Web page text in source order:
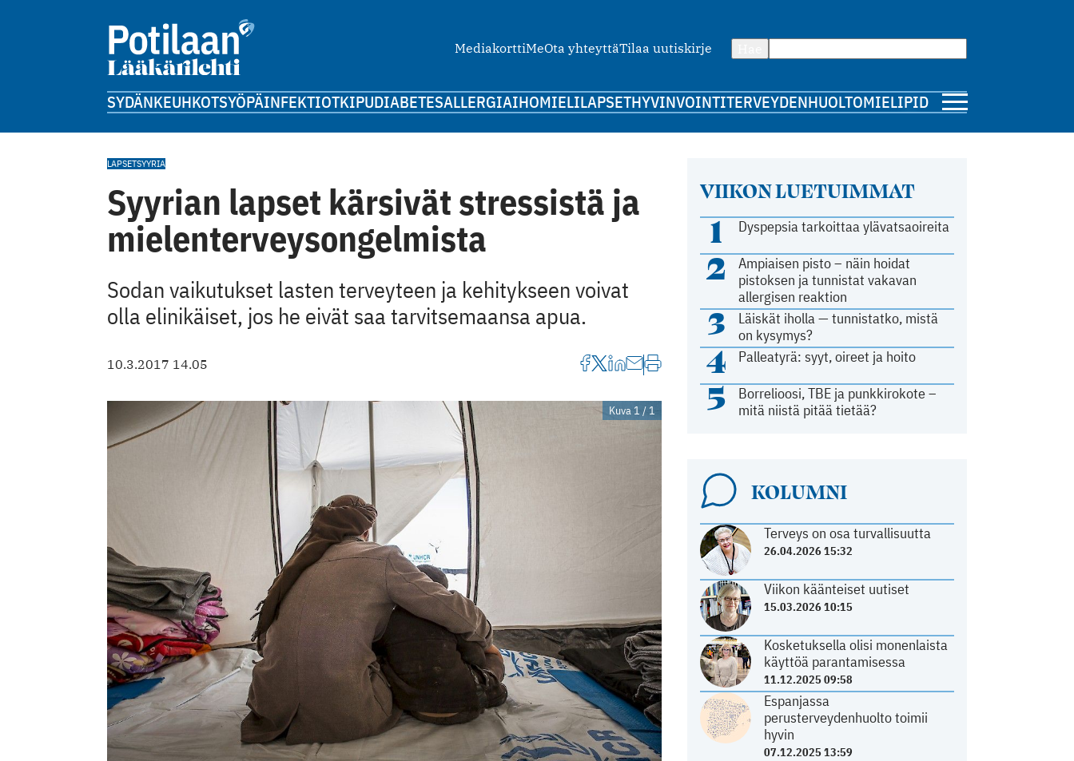
MediakorttiMeOta yhteyttäTilaa uutiskirje
SYDÄNKEUHKOTSYÖPÄINFEKTIOTKIPUDIABETESALLERGIAIHOMIELILAPSETHYVINVOINTITERVEYDENHUOLTOMIELIPIDE
VIIKON LUETUIMMAT
1 Dyspepsia tarkoittaa ylävatsaoireita
2
Ampiaisen pisto – näin hoidat
pistoksen ja tunnistat vakavan
allergisen reaktion
3
Läiskät iholla — tunnistatko, mistä
on kysymys?
4 Palleatyrä: syyt, oireet ja hoito
5
Borrelioosi, TBE ja punkkirokote –
mitä niistä pitää tietää?
KOLUMNI
Terveys on osa turvallisuutta
26.04.2026 15:32
Viikon käänteiset uutiset
15.03.2026 10:15
Kosketuksella olisi monenlaista
käyttöä parantamisessa
11.12.2025 09:58
Espanjassa
perusterveydenhuolto toimii
hyvin
07.12.2025 13:59
LAPSETSYYRIA
Syyrian lapset kärsivät stressistä ja
mielenterveysongelmista
Sodan vaikutukset lasten terveyteen ja kehitykseen voivat
olla elinikäiset, jos he eivät saa tarvitsemaansa apua.
10.3.2017 14.05
Kuva 1 / 1